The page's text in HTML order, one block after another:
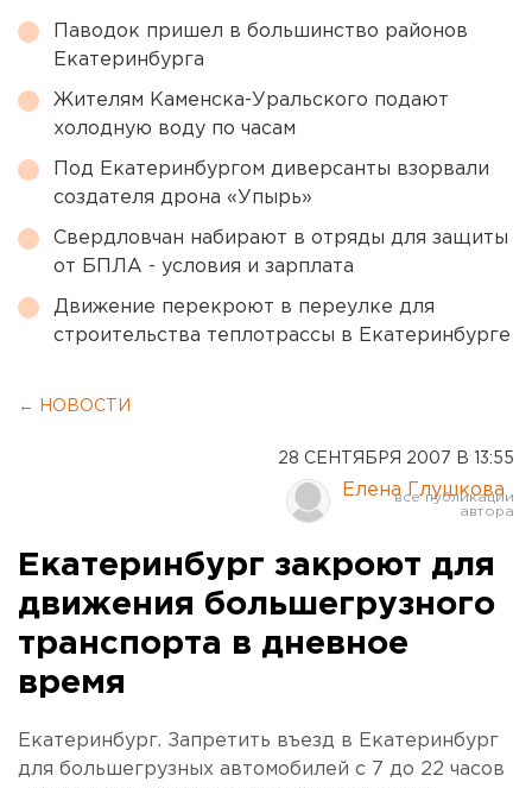
Паводок пришел в большинство районов
Екатеринбурга
Жителям Каменска-Уральского подают
холодную воду по часам
Под Екатеринбургом диверсанты взорвали
создателя дрона «Упырь»
Свердловчан набирают в отряды для защиты
от БПЛА - условия и зарплата
Движение перекроют в переулке для
строительства теплотрассы в Екатеринбурге
← НОВОСТИ
28 СЕНТЯБРЯ 2007 В 13:55
Елена Глушкова
Екатеринбург закроют для
движения большегрузного
транспорта в дневное
время
Екатеринбург. Запретить въезд в Екатеринбург
для большегрузных автомобилей с 7 до 22 часов